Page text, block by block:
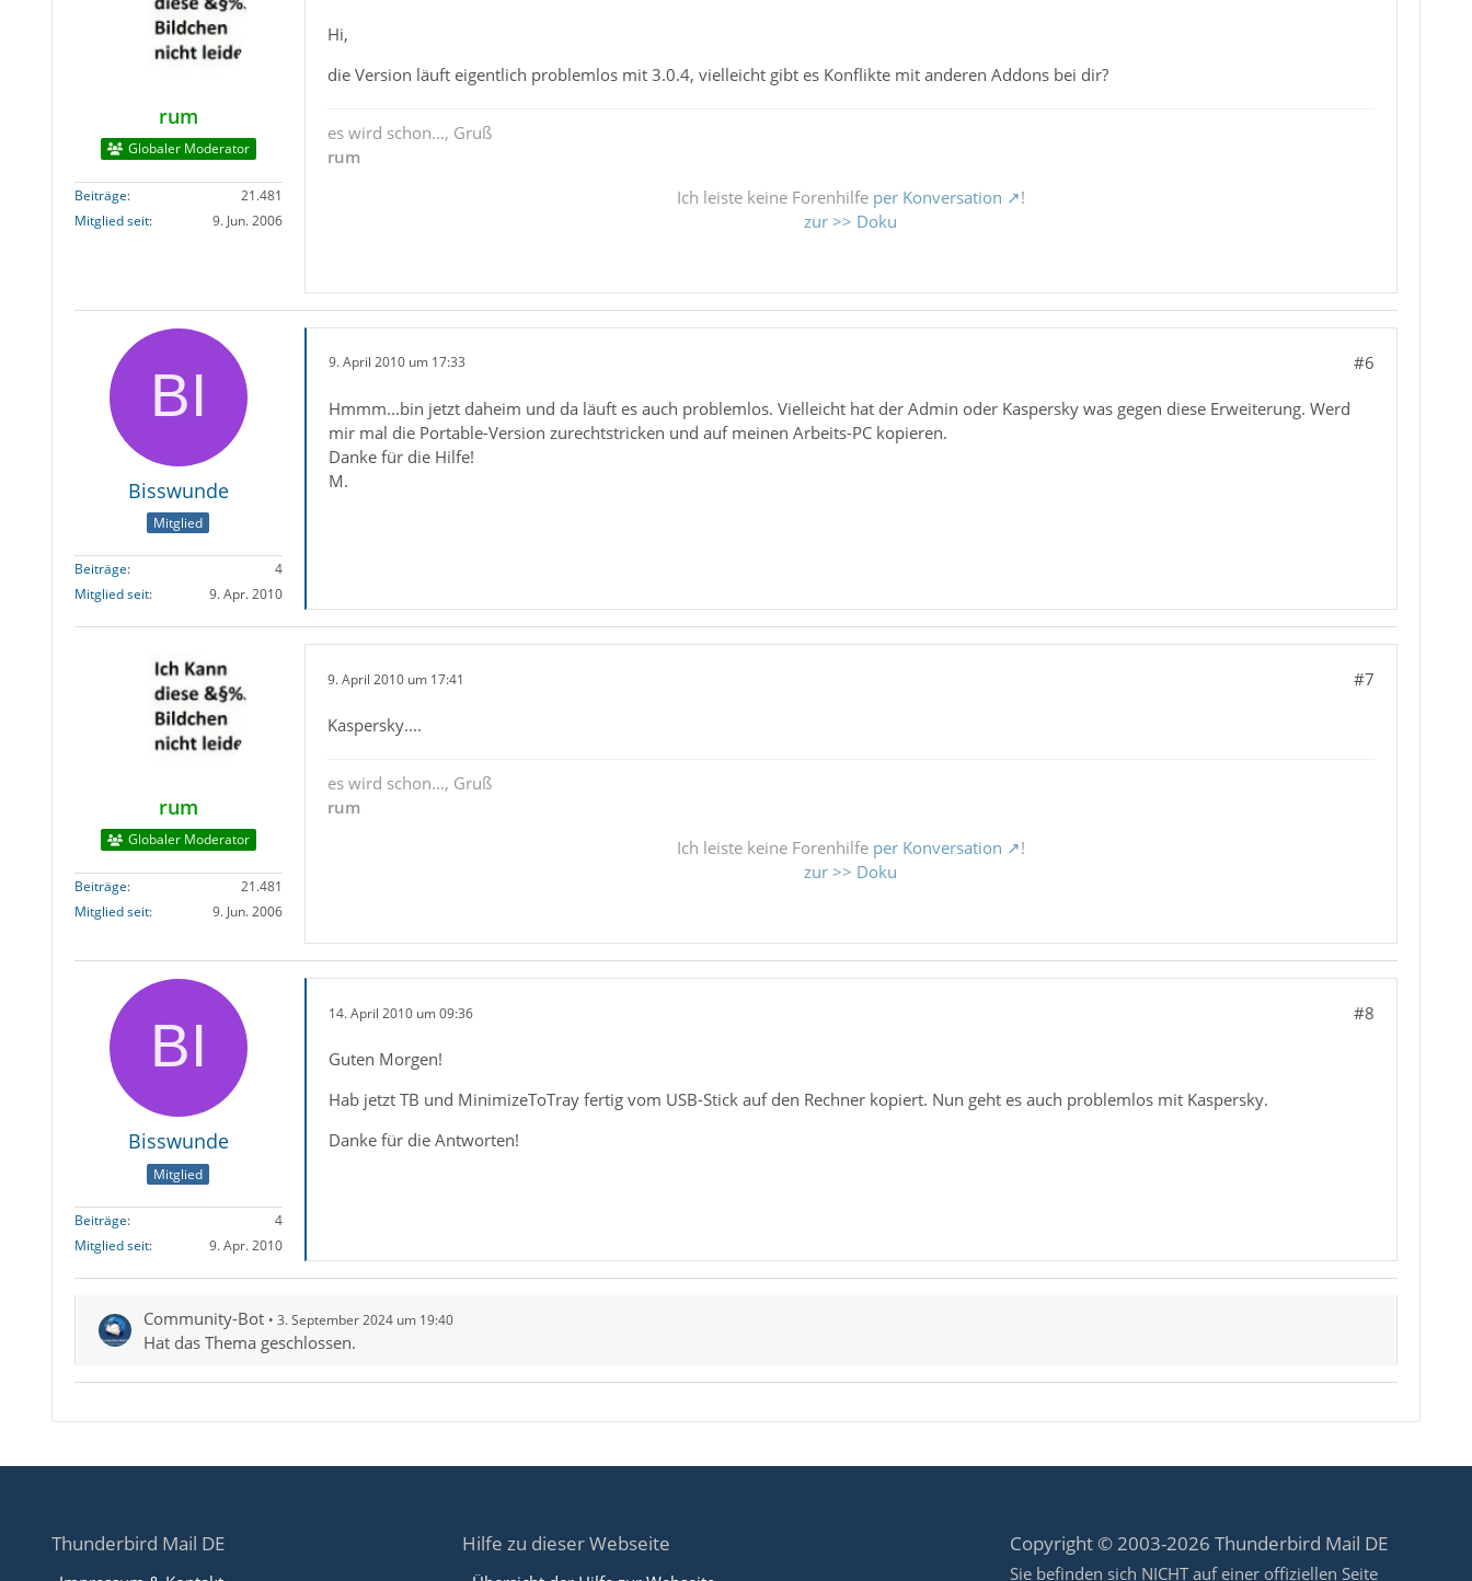
rum
Globaler Moderator
Beiträge
21.481
Mitglied seit
9. Jun. 2006
Hi,
die Version läuft eigentlich problemlos mit 3.0.4, vielleicht gibt es Konflikte mit anderen Addons bei dir?
es wird schon..., Gruß
rum
Ich leiste keine Forenhilfe per Konversation
!
zur >> Doku
Bisswunde
Mitglied
Beiträge
4
Mitglied seit
9. Apr. 2010
9. April 2010 um 17:33 #6
Hmmm...bin jetzt daheim und da läuft es auch problemlos. Vielleicht hat der Admin oder Kaspersky was gegen diese Erweiterung. Werd
mir mal die Portable-Version zurechtstricken und auf meinen Arbeits-PC kopieren.
Danke für die Hilfe!
M.
rum
Globaler Moderator
Beiträge
21.481
Mitglied seit
9. Jun. 2006
9. April 2010 um 17:41 #7
Kaspersky....
es wird schon..., Gruß
rum
Ich leiste keine Forenhilfe per Konversation
!
zur >> Doku
Bisswunde
Mitglied
Beiträge
4
Mitglied seit
9. Apr. 2010
14. April 2010 um 09:36 #8
Guten Morgen!
Hab jetzt TB und MinimizeToTray fertig vom USB-Stick auf den Rechner kopiert. Nun geht es auch problemlos mit Kaspersky.
Danke für die Antworten!
Community-Bot 3. September 2024 um 19:40
Hat das Thema geschlossen.
Thunderbird Mail DE Hilfe zu dieser Webseite Copyright © 2003-2026 Thunderbird Mail DE
Sie befinden sich NICHT auf einer offiziellen Seite